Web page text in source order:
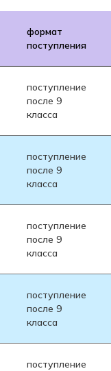
формат
поступления
поступление
после 9
класса
поступление
после 9
класса
поступление
после 9
класса
поступление
после 9
класса
поступление